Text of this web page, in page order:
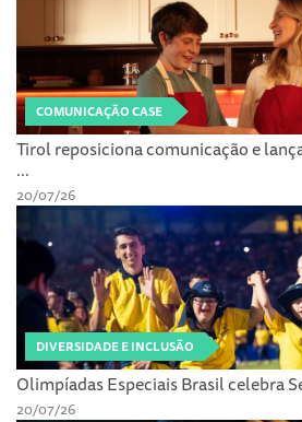
COMUNICAÇÃO CASE
Tirol reposiciona comunicação e
...
20/07/26
DIVERSIDADE E INCLUSÃO
Olimpíadas Especiais Brasil celebra
20/07/26